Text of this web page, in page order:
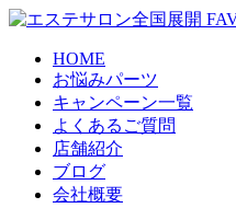
HOME
お悩みパーツ
キャンペーン一覧
よくあるご質問
店舗紹介
ブログ
会社概要